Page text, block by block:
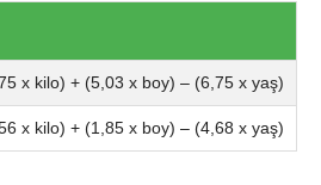
x kilo) + (5,03 x boy) – (6,75 x yaş)
x kilo) + (1,85 x boy) – (4,68 x yaş)